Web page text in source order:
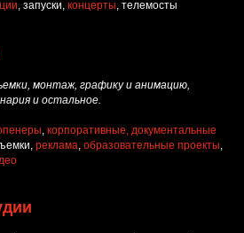
, запуски, концерты, телемосты
монтаж, графику и анимацию,
и остальное.
, корпоративные, документальные
реклама, образовательные проекты,